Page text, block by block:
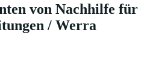
von Nachhilfe für
/ Werra